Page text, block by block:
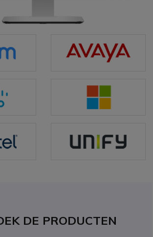
DE PRODUCTEN